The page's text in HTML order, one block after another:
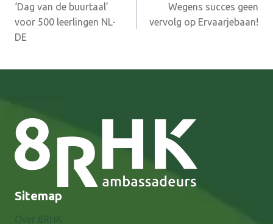
navigatie
‘Dag van de buurtaal’
voor 500 leerlingen NL-
DE
Wegens succes geen
vervolg op Ervaarjebaan!
Sitemap